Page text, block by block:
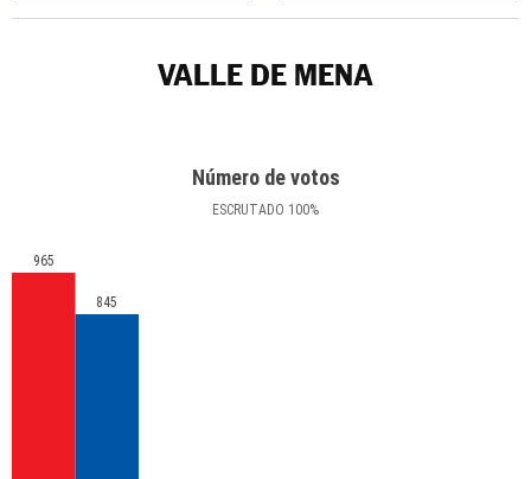
VALLE DE MENA
Número de votos
ESCRUTADO 100%
965
845